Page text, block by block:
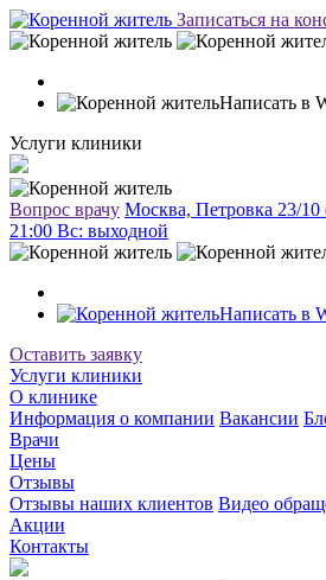
Записаться на
Написать в
Услуги клиники
Вопрос врачу Москва, Петровка 23/10
21:00 Вc: выходной
Написать в
Оставить заявку
Услуги клиники
О клинике
Информация о компании Вакансии
Врачи
Цены
Отзывы
Отзывы наших клиентов Видео
Акции
Контакты